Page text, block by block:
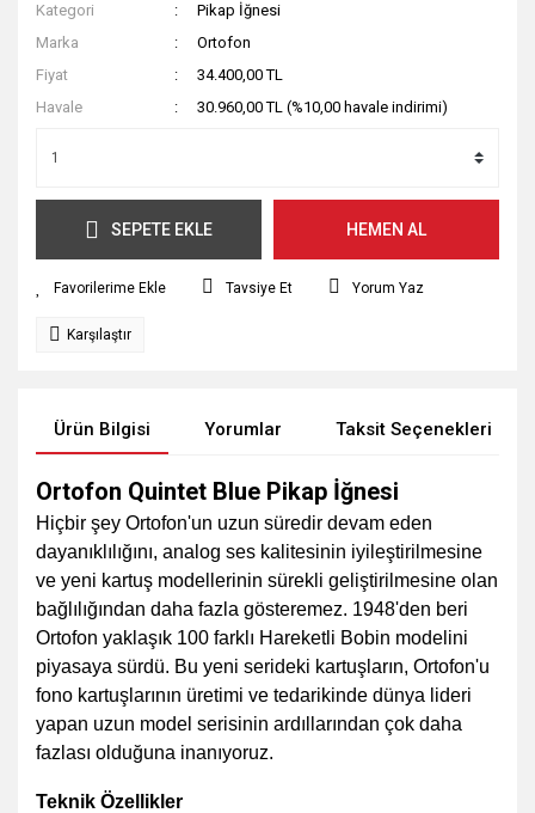
Kategori
Pikap İğnesi
Marka
Ortofon
Fiyat
34.400,00 TL
Havale
30.960,00 TL (%10,00 havale indirimi)
SEPETE EKLE HEMEN AL
Tavsiye Et Yorum Yaz
Karşılaştır
Ürün Bilgisi Yorumlar Taksit Seçenekleri
Ortofon Quintet Blue Pikap İğnesi
Hiçbir şey Ortofon'un uzun süredir devam eden
dayanıklılığını, analog ses kalitesinin iyileştirilmesine
ve yeni kartuş modellerinin sürekli geliştirilmesine olan
bağlılığından daha fazla gösteremez. 1948'den beri
Ortofon yaklaşık 100 farklı Hareketli Bobin modelini
piyasaya sürdü. Bu yeni serideki kartuşların, Ortofon'u
fono kartuşlarının üretimi ve tedarikinde dünya lideri
yapan uzun model serisinin ardıllarından çok daha
fazlası olduğuna inanıyoruz.
Teknik Özellikler